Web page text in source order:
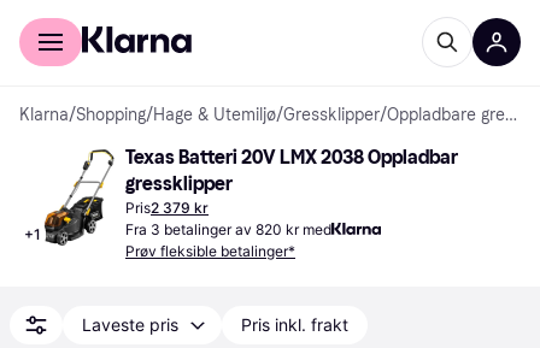
For kunder
Klarna/Shopping/Hage & Utemiljø/Gressklipper/ Oppladbare gressklippere
+1
Texas Batteri 20V LMX 2038 Oppladbar
gressklipper
Pris2 379 kr
Fra 3 betalinger av 820 kr med
Prøv fleksible betalinger*
Laveste pris Pris inkl. frakt